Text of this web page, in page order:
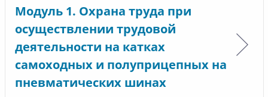
Модуль 1. Охрана труда при
осуществлении трудовой
деятельности на катках
самоходных и полуприцепных на
пневматических шинах